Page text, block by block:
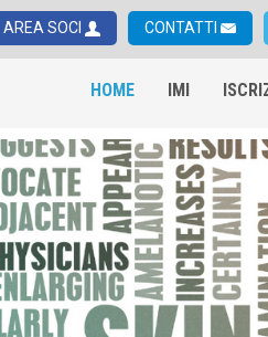
AREA SOCI CONTATTI
HOME IMI